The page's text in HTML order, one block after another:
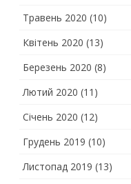
Травень 2020 (10)
Квітень 2020 (13)
Березень 2020 (8)
Лютий 2020 (11)
Січень 2020 (12)
Грудень 2019 (10)
Листопад 2019 (13)